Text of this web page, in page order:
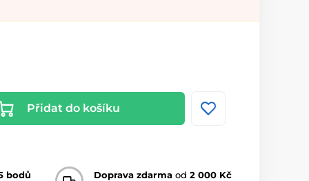
Přidat do košíku
bodů Doprava zdarma od 2 000 Kč